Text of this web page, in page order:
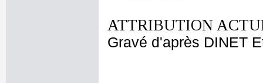
ATTRIBUTION
Gravé d'après DINET